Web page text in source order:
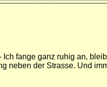
Ich fange ganz ruhig an,
neben der Strasse. Und